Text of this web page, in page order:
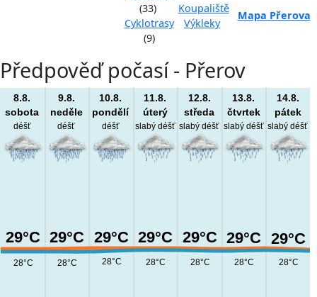
(33)
Cyklotrasy
(9)
Koupaliště
Výkleky
Mapa Přerova
Předpověď počasí - Přerov
29°C
28°C
8.8.
sobota
déšť
29°C
28°C
9.8.
neděle
déšť
29°C
28°C
10.8.
pondělí
déšť
29°C
28°C
11.8.
úterý
slabý déšť
29°C
28°C
12.8.
středa
slabý déšť
29°C
28°C
13.8.
čtvrtek
slabý déšť
29°C
28°C
14.8.
pátek
slabý déšť